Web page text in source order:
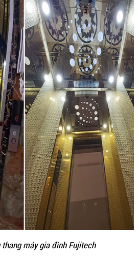
thang máy gia đình Fujitech